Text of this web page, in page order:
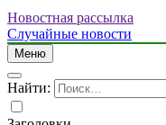
Новостная рассылка
Случайные новости
Меню
Найти: